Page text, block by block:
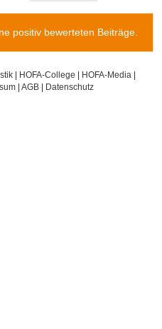
positiv bewerteten Beiträge.
HOFA-College HOFA-Media
AGB Datenschutz